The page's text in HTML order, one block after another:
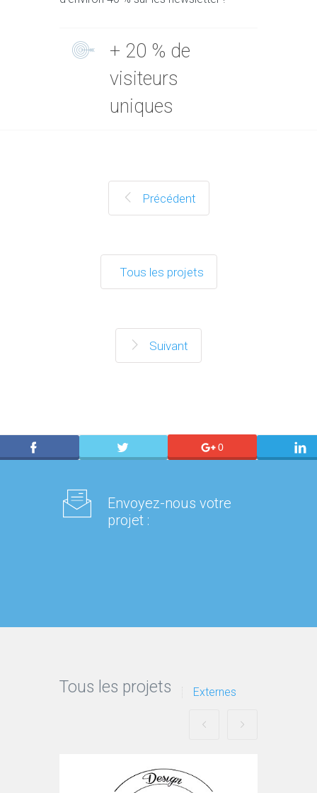
+ 20 % de
visiteurs
uniques
Précédent
Tous les projets
Suivant
0
Envoyez-nous votre
projet :
Tous les projets Externes